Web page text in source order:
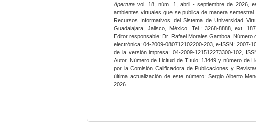
Apertura vol. 18, núm. 1, abril - septiembre de 2026,
ambientes virtuales que se publica de manera
Recursos Informativos del Sistema de Universidad
Guadalajara, Jalisco, México. Tel.: 3268-8888, ext.
Editor responsable: Dr. Rafael Morales Gamboa.
electrónica: 04-2009-080712102200-203, e-ISSN: 2007-
de la versión impresa: 04-2009-121512273300-102,
Autor. Número de Licitud de Título: 13449 y número de
por la Comisión Calificadora de Publicaciones y
última actualización de este número: Sergio Alberto
2026.